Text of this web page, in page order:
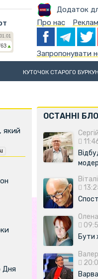
Додаток
Про нас
Запропонувати
КУТОЧОК СТАРОГО
який
Дня
ОСТАННІ
Бути